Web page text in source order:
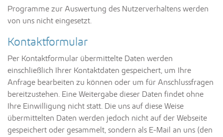
Programme zur Auswertung des Nutzerverhaltens werden
von uns nicht eingesetzt.
Kontaktformular
Per Kontaktformular übermittelte Daten werden
einschließlich Ihrer Kontaktdaten gespeichert, um Ihre
Anfrage bearbeiten zu können oder um für Anschlussfragen
bereitzustehen. Eine Weitergabe dieser Daten findet ohne
Ihre Einwilligung nicht statt. Die uns auf diese Weise
übermittelten Daten werden jedoch nicht auf der Webseite
gespeichert oder gesammelt, sondern als E-Mail an uns (den